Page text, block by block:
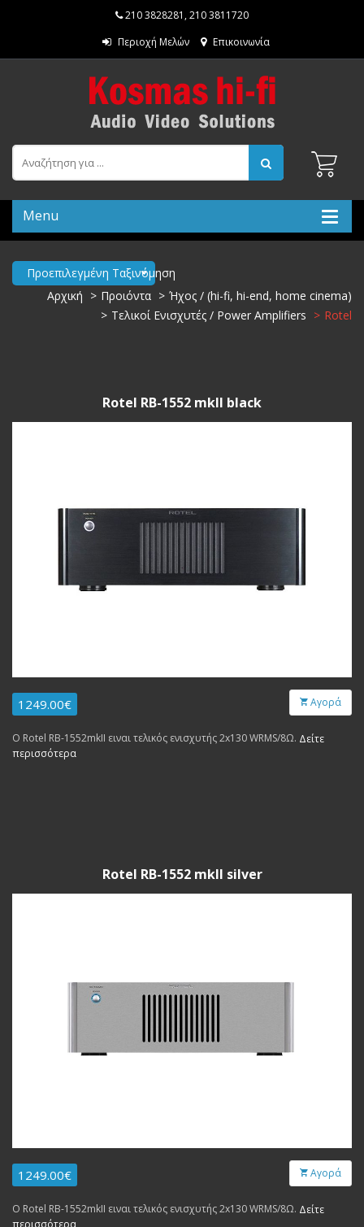
210 3828281 ,210 3811720
Περιοχή Μελών
Επικοινωνία
Menu
Προεπιλεγμένη Ταξινόμηση
Αρχική
Προιόντα
Ήχος / (hi-fi, hi-end, home cinema)
Τελικοί Ενισχυτές / Power Amplifiers
Rotel
Rotel RB-1552 mkII black
1249.00€ Αγορά
Ο Rotel RB-1552mkII ειναι τελικός ενισχυτής 2x130 WRMS/8Ω. Δείτε
περισσότερα
Rotel RB-1552 mkII silver
1249.00€ Αγορά
Ο Rotel RB-1552mkII ειναι τελικός ενισχυτής 2x130 WRMS/8Ω. Δείτε
περισσότερα